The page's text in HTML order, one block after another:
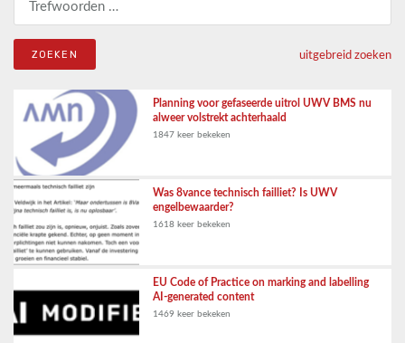
uitgebreid zoeken
Planning voor gefaseerde uitrol UWV BMS nu
alweer volstrekt achterhaald
1847 keer bekeken
Was 8vance technisch failliet? Is UWV
engelbewaarder?
1618 keer bekeken
EU Code of Practice on marking and labelling
AI-generated content
1469 keer bekeken